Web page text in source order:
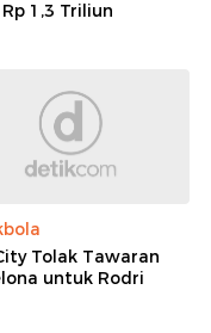
1,3 Triliun
Tolak Tawaran
untuk Rodri